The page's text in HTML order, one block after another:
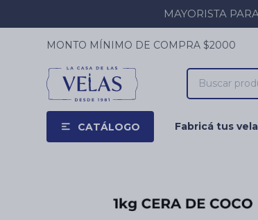
MAYORISTA
CATÁLOGO Fabricá tus
MONTO MÍNIMO DE COMPRA $2000